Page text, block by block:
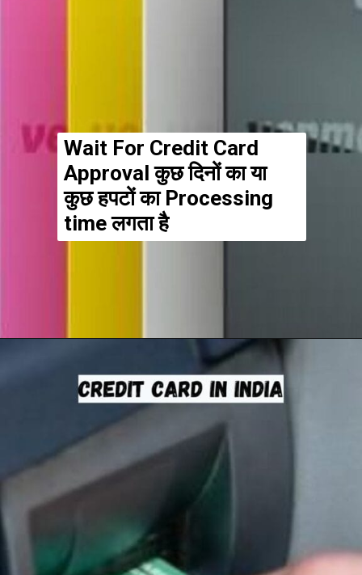
Wait For Credit Card
Approval कुछ दिनों का या
कुछ हपटों का Processing
time लगता है